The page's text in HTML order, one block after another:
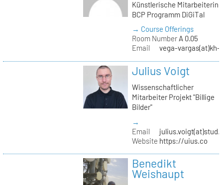
Künstlerische Mitarbeiterin
BCP Programm DiGiTal
→ Course Offerings
Room NumberA 0.05
Email
vega-vargas(at)kh-
Julius Voigt
Wissenschaftlicher
Mitarbeiter Projekt "Billige
Bilder"
→
Email
Website https://uius.co
Benedikt
Weishaupt